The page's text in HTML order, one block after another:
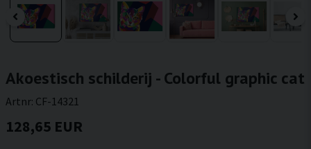
Akoestisch schilderij - Colorful graphic cat
Artnr: CF-14321
128,65 EUR